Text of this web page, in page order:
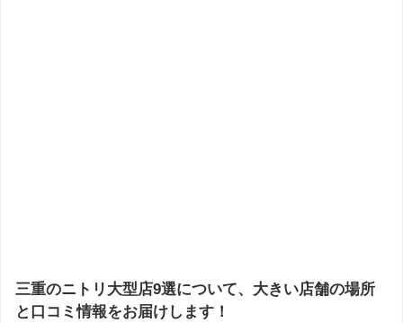
三重のニトリ大型店9選について、大きい店舗の場所
と口コミ情報をお届けします！